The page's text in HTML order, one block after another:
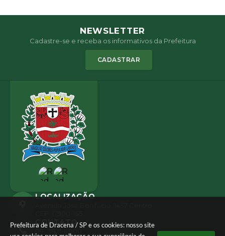
Prefeitura de Dracena / SP e os cookies: nosso site
NEWSLETTER
Cadastre-se e receba os informativos da Prefeitura
CADASTRAR
LOCALIZAÇÃO
CONTATO